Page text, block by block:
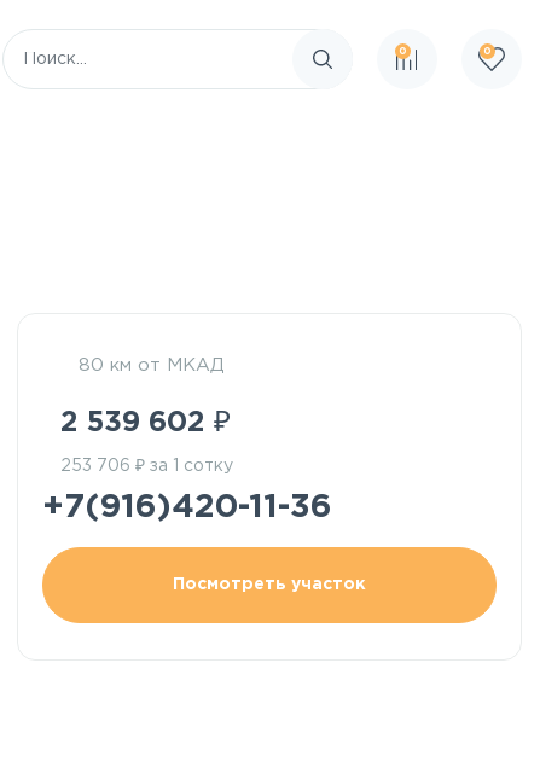
Поиск по сайту
0 0
80 км от МКАД
2 539 602 ₽
253 706 ₽ за 1 сотку
+7(916)420-11-36
Посмотреть участок